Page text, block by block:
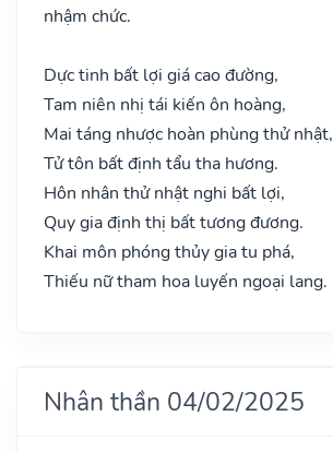
nhậm chức.
Dực tinh bất lợi giá cao đường,
Tam niên nhị tái kiến ôn hoàng,
Mai táng nhược hoàn phùng thử nhật,
Tử tôn bất định tẩu tha hương.
Hôn nhân thử nhật nghi bất lợi,
Quy gia định thị bất tương đương.
Khai môn phóng thủy gia tu phá,
Thiếu nữ tham hoa luyến ngoại lang.
Nhân thần 04/02/2025